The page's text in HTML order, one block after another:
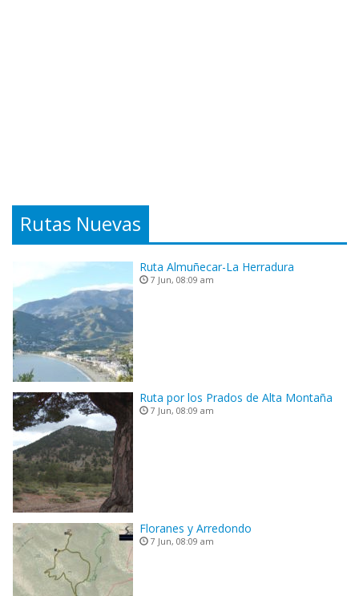
Rutas Nuevas
Ruta Almuñecar-La Herradura
7 Jun, 08:09 am
Ruta por los Prados de Alta Montaña
7 Jun, 08:09 am
Floranes y Arredondo
7 Jun, 08:09 am